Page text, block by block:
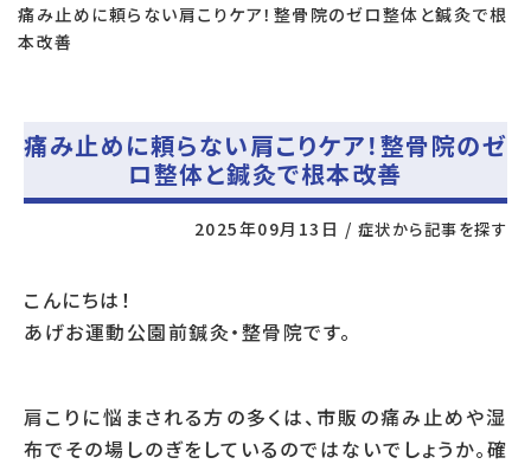
痛み止めに頼らない肩こりケア！整骨院のゼロ整体と鍼灸で根
本改善
痛み止めに頼らない肩こりケア！整骨院のゼ
ロ整体と鍼灸で根本改善
2025年09月13日 / 症状から記事を探す
こんにちは！
あげお運動公園前鍼灸・整骨院です。
肩こりに悩まされる方の多くは、市販の痛み止めや湿
布でその場しのぎをしているのではないでしょうか。確